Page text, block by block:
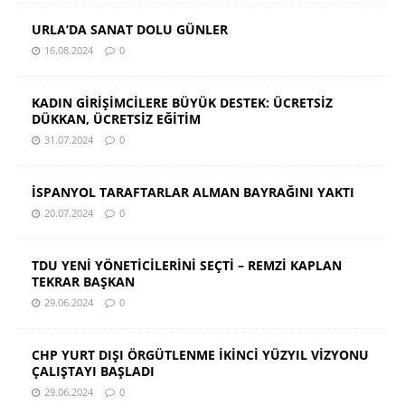
URLA’DA SANAT DOLU GÜNLER
16.08.2024 0
KADIN GİRİŞİMCİLERE BÜYÜK DESTEK: ÜCRETSİZ
DÜKKAN, ÜCRETSİZ EĞİTİM
31.07.2024 0
İSPANYOL TARAFTARLAR ALMAN BAYRAĞINI YAKTI
20.07.2024 0
TDU YENİ YÖNETİCİLERİNİ SEÇTİ – REMZİ KAPLAN
TEKRAR BAŞKAN
29.06.2024 0
CHP YURT DIŞI ÖRGÜTLENME İKİNCİ YÜZYIL VİZYONU
ÇALIŞTAYI BAŞLADI
29.06.2024 0